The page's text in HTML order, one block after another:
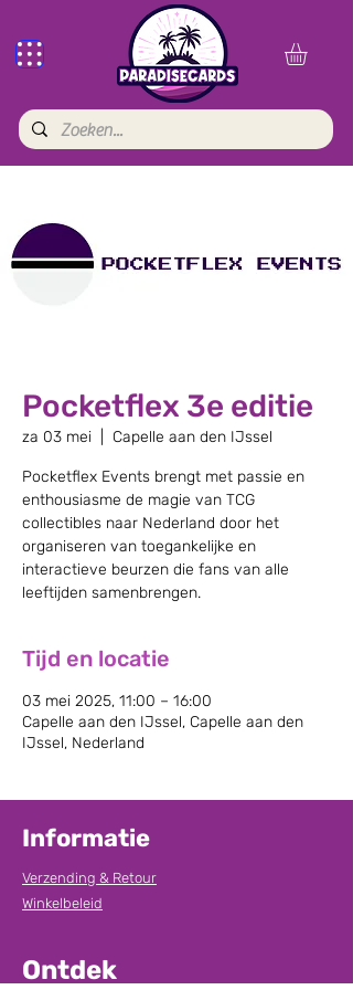
Pocketflex 3e editie
za 03 mei Capelle aan den IJssel
Pocketflex Events brengt met passie en
enthousiasme de magie van TCG
collectibles naar Nederland door het
organiseren van toegankelijke en
interactieve beurzen die fans van alle
leeftijden samenbrengen.
Tijd en locatie
03 mei 2025, 11:00 – 16:00
Capelle aan den IJssel, Capelle aan den
IJssel, Nederland
Informatie
Verzending & Retour
Winkelbeleid
Ontdek